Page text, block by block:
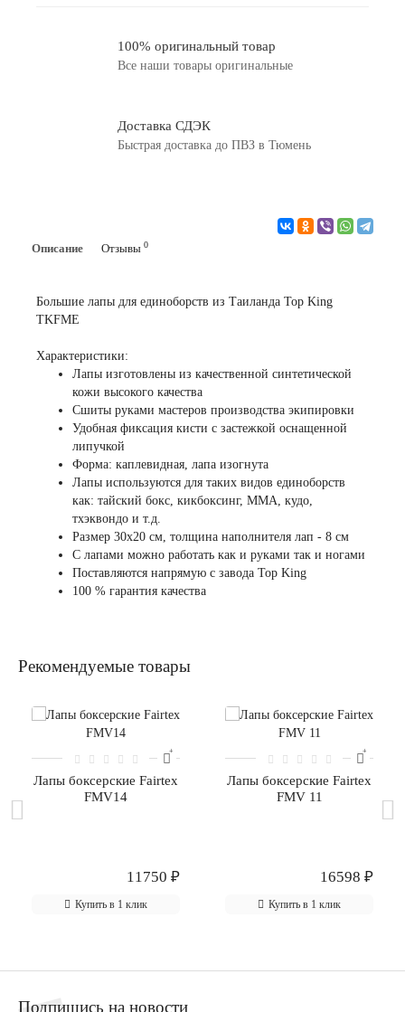
100% оригинальный товар
Все наши товары оригинальные
Доставка СДЭК
Быстрая доставка до ПВЗ в Тюмень
Описание Отзывы 0
Большие лапы для единоборств из Таиланда Top King
TKFME
Характеристики:
Лапы изготовлены из качественной синтетической
кожи высокого качества
Сшиты руками мастеров производства экипировки
Удобная фиксация кисти с застежкой оснащенной
липучкой
Форма: каплевидная, лапа изогнута
Лапы используются для таких видов единоборств
как: тайский бокс, кикбоксинг, ММА, кудо,
тхэквондо и т.д.
Размер 30х20 см, толщина наполнителя лап - 8 см
С лапами можно работать как и руками так и ногами
Поставляются напрямую с завода Top King
100 % гарантия качества
Рекомендуемые товары
Лапы боксерские Fairtex
FMV14
11750 ₽
Купить в 1 клик
Лапы боксерские Fairtex
FMV 11
16598 ₽
Купить в 1 клик
Подпишись на новости